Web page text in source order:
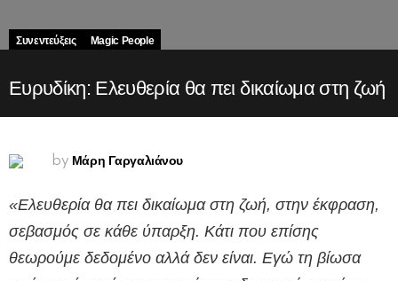
Συνεντεύξεις Magic People
Ευρυδίκη: Ελευθερία θα πει δικαίωμα στη ζωή
by Μάρη Γαργαλιάνου
«Ελευθερία θα πει δικαίωμα στη ζωή, στην έκφραση,
σεβασμός σε κάθε ύπαρξη. Κάτι που επίσης
θεωρούμε δεδομένο αλλά δεν είναι. Εγώ τη βίωσα